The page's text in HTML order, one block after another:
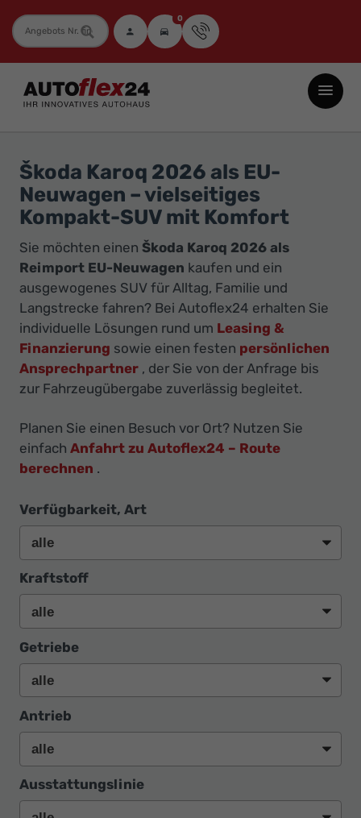
Fahrzeugnummer 0
Autoflex24
GmbH
Neuwagen
Jahreswagen
und
Gebrauchtwagen
zu
Top-
Preisen
-
Ihr
Innovatives
Škoda Karoq 2026 als EU-
Neuwagen – vielseitiges
Kompakt-SUV mit Komfort
Sie möchten einen Škoda Karoq 2026 als
Reimport EU-Neuwagen kaufen und ein
ausgewogenes SUV für Alltag, Familie und
Langstrecke fahren? Bei Autoflex24 erhalten Sie
individuelle Lösungen rund um Leasing &
Finanzierung sowie einen festen persönlichen
Ansprechpartner , der Sie von der Anfrage bis
zur Fahrzeugübergabe zuverlässig begleitet.
Planen Sie einen Besuch vor Ort? Nutzen Sie
einfach Anfahrt zu Autoflex24 – Route
berechnen .
Verfügbarkeit, Art
Kraftstoff
Getriebe
Antrieb
Ausstattungslinie